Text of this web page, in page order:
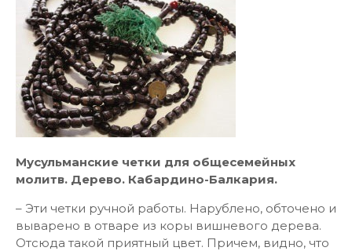
Мусульманские четки для общесемейных
молитв. Дерево. Кабардино-Балкария.
– Эти четки ручной работы. Нарублено, обточено и
выварено в отваре из коры вишневого дерева.
Отсюда такой приятный цвет. Причем, видно, что